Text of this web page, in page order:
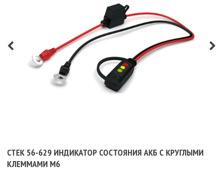
CTEK 56-629 ИНДИКАТОР СОСТОЯНИЯ АКБ С КРУГЛЫМИ
КЛЕММАМИ М6